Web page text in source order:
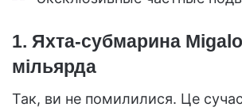
1. Яхта-субмарина
мільярда
Так, ви не помилилися. Це